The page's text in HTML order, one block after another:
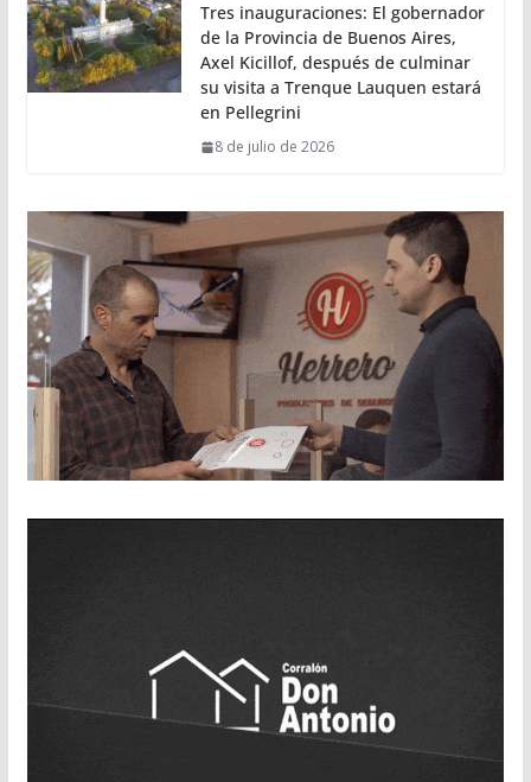
Tres inauguraciones: El gobernador
de la Provincia de Buenos Aires,
Axel Kicillof, después de culminar
su visita a Trenque Lauquen estará
en Pellegrini
8 de julio de 2026